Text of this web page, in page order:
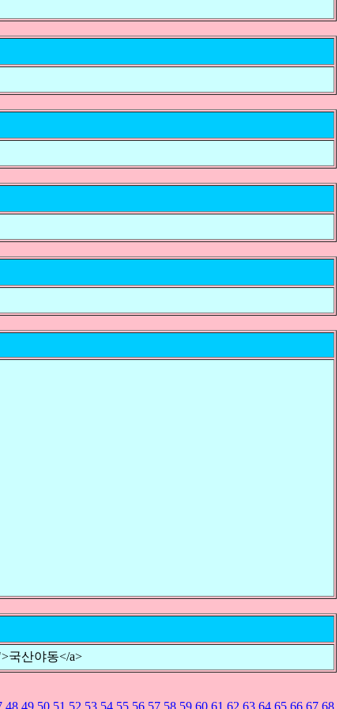
국산야동</a>
48 49 50 51 52 53 54 55 56 57 58 59 60 61 62 63 64 65 66 67 68